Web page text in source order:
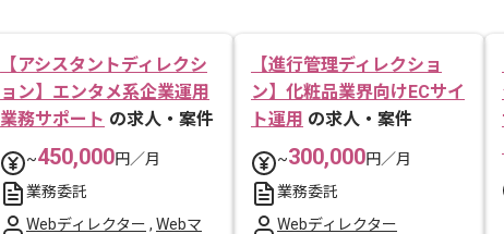
【アシスタントディレクシ
ョン】エンタメ系企業運用
業務サポート の求人・案件
~450,000円／月
業務委託
Webディレクター , Webマ
【進行管理ディレクショ
ン】化粧品業界向けECサイ
ト運用 の求人・案件
~300,000円／月
業務委託
Webディレクター